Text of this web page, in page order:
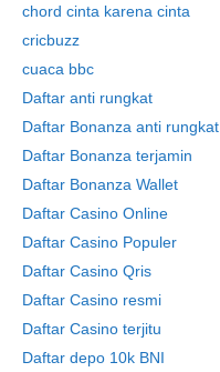
chord cinta karena cinta
cricbuzz
cuaca bbc
Daftar anti rungkat
Daftar Bonanza anti rungkat
Daftar Bonanza terjamin
Daftar Bonanza Wallet
Daftar Casino Online
Daftar Casino Populer
Daftar Casino Qris
Daftar Casino resmi
Daftar Casino terjitu
Daftar depo 10k BNI